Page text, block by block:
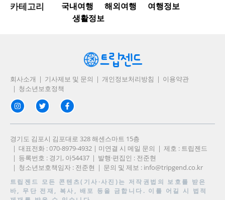
카테고리 국내여행 해외여행
여행정보
생활정보
회사소개 기사제보 및 문의 개인정보처리방침
이용약관
청소년보호정책
경기도 김포시 김포대로 328 해센스마트 15층
대표전화 : 070-8979-4932 | 미연결 시 메일 문의
제호 : 트립젠드
등록번호 : 경기, 아54437
발행·편집인 : 전준현
청소년보호책임자 : 전준현
문의 및 제보 : info@tripgend.co.kr
트립젠드 모든 콘텐츠(기사·사진)는 저작권법의 보호를 받은
바, 무단 전재, 복사, 배포 등을 금합니다. 이를 어길 시 법적